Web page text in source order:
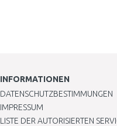
INFORMATIONEN
DATENSCHUTZBESTIMMUNGEN
IMPRESSUM
LISTE DER AUTORISIERTEN